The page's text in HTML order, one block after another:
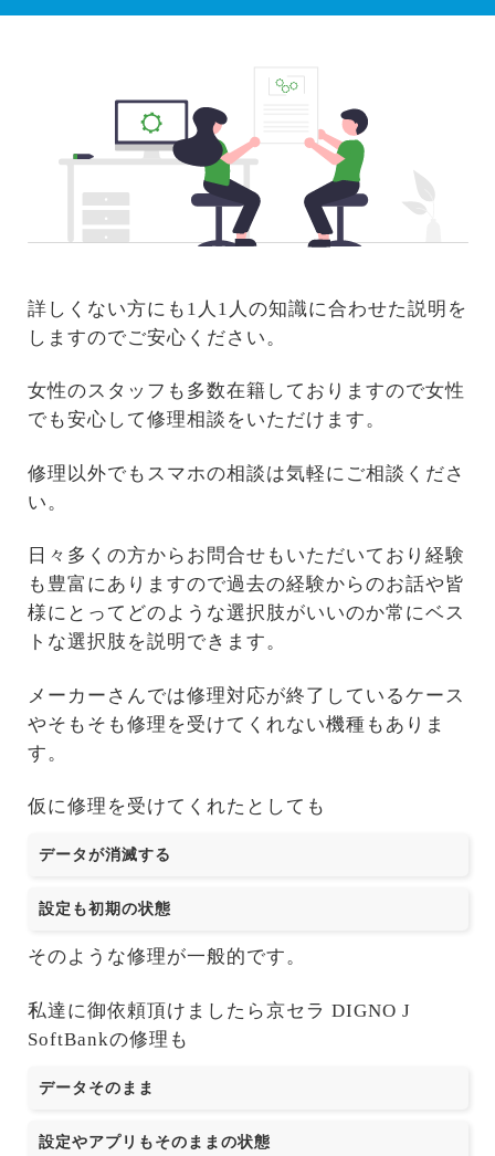
詳しくない方にも1人1人の知識に合わせた説明を
しますのでご安心ください。
女性のスタッフも多数在籍しておりますので女性
でも安心して修理相談をいただけます。
修理以外でもスマホの相談は気軽にご相談くださ
い。
日々多くの方からお問合せもいただいており経験
も豊富にありますので過去の経験からのお話や皆
様にとってどのような選択肢がいいのか常にベス
トな選択肢を説明できます。
メーカーさんでは修理対応が終了しているケース
やそもそも修理を受けてくれない機種もありま
す。
仮に修理を受けてくれたとしても
データが消滅する
設定も初期の状態
そのような修理が一般的です。
私達に御依頼頂けましたら京セラ DIGNO J
SoftBankの修理も
データそのまま
設定やアプリもそのままの状態